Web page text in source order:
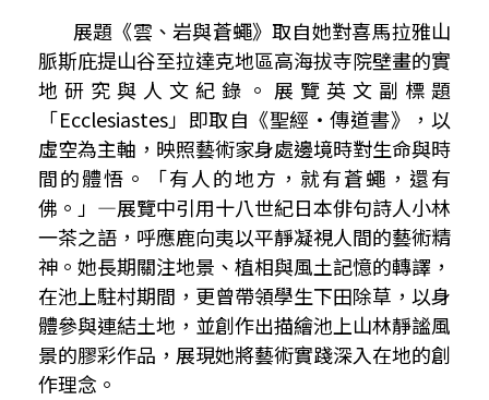
展題《雲、岩與蒼蠅》取自她對喜馬拉雅山
脈斯庇提山谷至拉達克地區高海拔寺院壁畫的實
地研究與人文紀錄。展覽英文副標題
「Ecclesiastes」即取自《聖經‧傳道書》，以
虛空為主軸，映照藝術家身處邊境時對生命與時
間的體悟。「有人的地方，就有蒼蠅，還有
佛。」—展覽中引用十八世紀日本俳句詩人小林
一茶之語，呼應鹿向夷以平靜凝視人間的藝術精
神。她長期關注地景、植相與風土記憶的轉譯，
在池上駐村期間，更曾帶領學生下田除草，以身
體參與連結土地，並創作出描繪池上山林靜謐風
景的膠彩作品，展現她將藝術實踐深入在地的創
作理念。